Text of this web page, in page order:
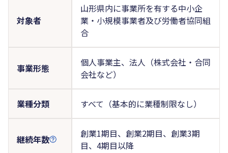
対象者
山形県内に事業所を有する中小企
業・小規模事業者及び労働者協同組
合
事業形態
個人事業主、法人（株式会社・合同
会社など）
業種分類 すべて（基本的に業種制限なし）
継続年数
創業1期目、創業2期目、創業3期
目、4期目以降